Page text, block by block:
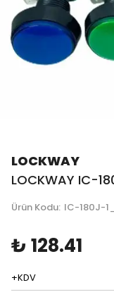
LOCKWAY
LOCKWAY IC-
Ürün Kodu: IC-180J-
₺ 128.41
+KDV